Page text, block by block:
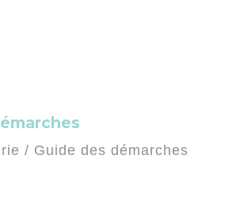
/ Guide des démarches